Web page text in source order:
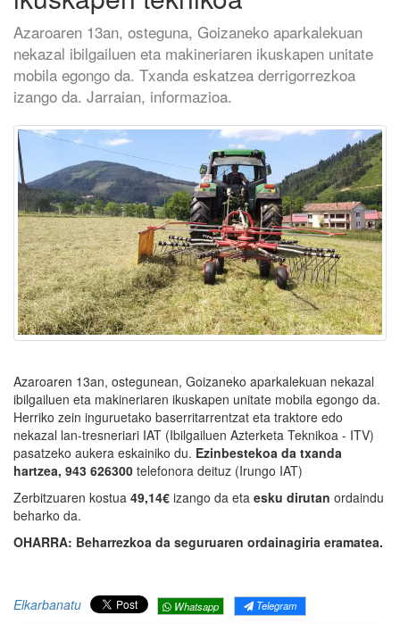
Azaroaren 13an, osteguna, Goizaneko aparkalekuan
nekazal ibilgailuen eta makineriaren ikuskapen unitate
mobila egongo da. Txanda eskatzea derrigorrezkoa
izango da. Jarraian, informazioa.
Azaroaren 13an, ostegunean, Goizaneko aparkalekuan nekazal
ibilgailuen eta makineriaren ikuskapen unitate mobila egongo da.
Herriko zein inguruetako baserritarrentzat eta traktore edo
nekazal lan-tresneriari IAT (Ibilgailuen Azterketa Teknikoa - ITV)
pasatzeko aukera eskainiko du. Ezinbestekoa da txanda
hartzea, 943 626300 telefonora deituz (Irungo IAT)
Zerbitzuaren kostua 49,14€ izango da eta esku dirutan ordaindu
beharko da.
OHARRA: Beharrezkoa da seguruaren ordainagiria eramatea.
Elkarbanatu Whatsapp Telegram